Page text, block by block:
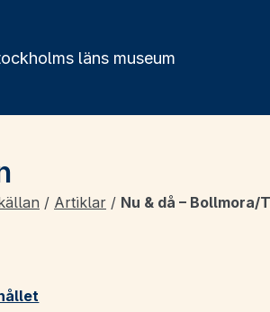
läns museum
/ Artiklar / Nu & då – Bollmora/